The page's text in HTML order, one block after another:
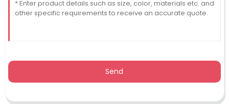
Send